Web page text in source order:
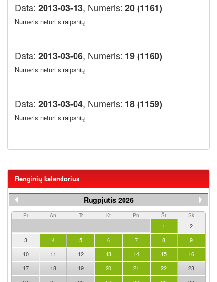
Data: 2013-03-13, Numeris: 20 (1161)
Numeris neturi straipsnių
Data: 2013-03-06, Numeris: 19 (1160)
Numeris neturi straipsnių
Data: 2013-03-04, Numeris: 18 (1159)
Numeris neturi straipsnių
Renginių kalendorius
Rugpjūtis 2026
Pi An Tr Kt Pn Št Sk
1
2
3
4 5 6 7 8
9
10
11 12 13 14 15
16
17
18 19 20 21 22
23